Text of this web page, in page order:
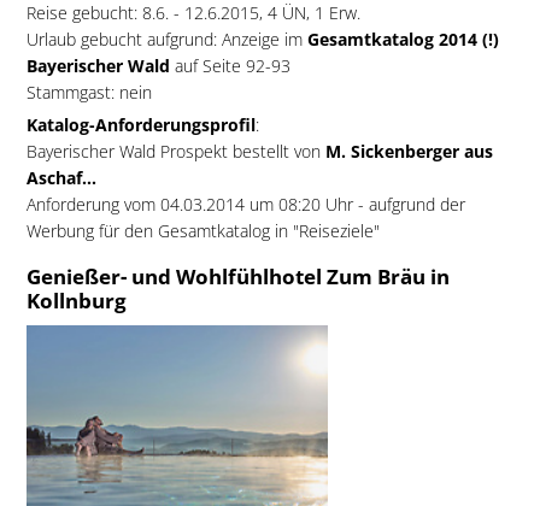
Reise gebucht: 8.6. - 12.6.2015, 4 ÜN, 1 Erw.
Urlaub gebucht aufgrund: Anzeige im Gesamtkatalog 2014 (!)
Bayerischer Wald auf Seite 92-93
Stammgast: nein
Katalog-Anforderungsprofil:
Bayerischer Wald Prospekt bestellt von M. Sickenberger aus
Aschaf...
Anforderung vom 04.03.2014 um 08:20 Uhr - aufgrund der
Werbung für den Gesamtkatalog in "Reiseziele"
Genießer- und Wohlfühlhotel Zum Bräu in
Kollnburg